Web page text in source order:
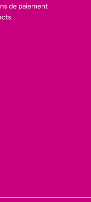
de paiement